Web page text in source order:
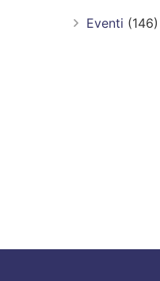
Eventi (146)